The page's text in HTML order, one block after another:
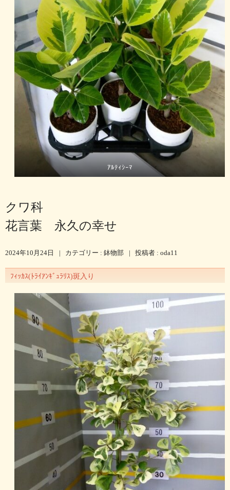
ｱﾙﾃｨｼｰﾏ
クワ科
花言葉 永久の幸せ
2024年10月24日 | カテゴリー : 鉢物部 | 投稿者 : oda11
ﾌｨｯｶｽ(ﾄﾗｲｱﾝｷﾞｭﾗﾘｽ)斑入り